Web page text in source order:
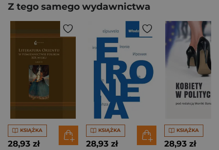
Z tego samego wydawnictwa
KSIĄŻKA
28,93 zł
KSIĄŻKA
28,93 zł
KSIĄŻKA
28,93 zł